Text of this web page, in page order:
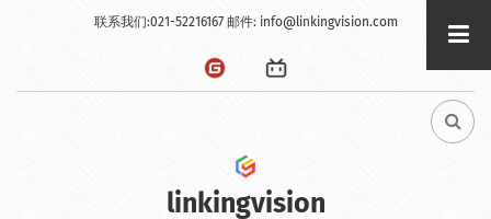
content
联系我们:021-52216167 邮件: info@linkingvision.com
FA-
linkingvision